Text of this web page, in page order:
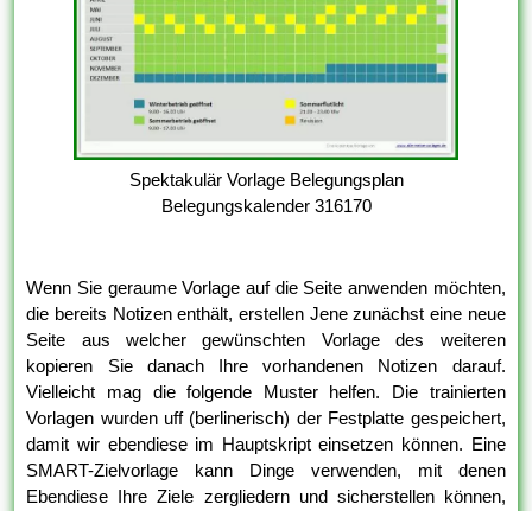
Spektakulär Vorlage Belegungsplan
Belegungskalender 316170
Wenn Sie geraume Vorlage auf die Seite anwenden möchten,
die bereits Notizen enthält, erstellen Jene zunächst eine neue
Seite aus welcher gewünschten Vorlage des weiteren
kopieren Sie danach Ihre vorhandenen Notizen darauf.
Vielleicht mag die folgende Muster helfen. Die trainierten
Vorlagen wurden uff (berlinerisch) der Festplatte gespeichert,
damit wir ebendiese im Hauptskript einsetzen können. Eine
SMART-Zielvorlage kann Dinge verwenden, mit denen
Ebendiese Ihre Ziele zergliedern und sicherstellen können,